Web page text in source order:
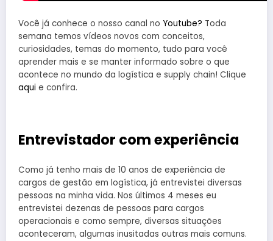
Você já conhece o nosso canal no Youtube? Toda
semana temos vídeos novos com conceitos,
curiosidades, temas do momento, tudo para você
aprender mais e se manter informado sobre o que
acontece no mundo da logística e supply chain! Clique
aqui e confira.
Entrevistador com experiência
Como já tenho mais de 10 anos de experiência de
cargos de gestão em logística, já entrevistei diversas
pessoas na minha vida. Nos últimos 4 meses eu
entrevistei dezenas de pessoas para cargos
operacionais e como sempre, diversas situações
aconteceram, algumas inusitadas outras mais comuns.